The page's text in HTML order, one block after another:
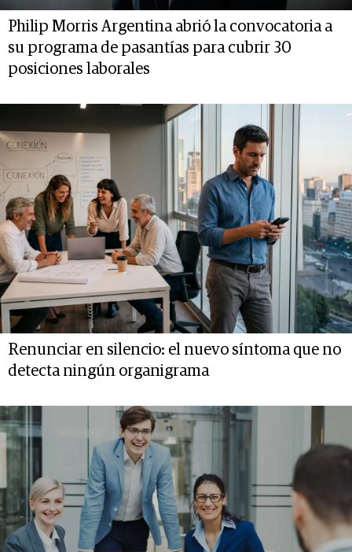
Philip Morris Argentina abrió la convocatoria a
su programa de pasantías para cubrir 30
posiciones laborales
Renunciar en silencio: el nuevo síntoma que no
detecta ningún organigrama